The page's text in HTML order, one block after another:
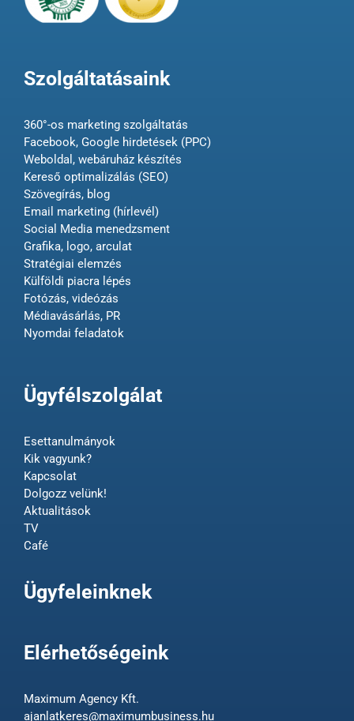
Szolgáltatásaink
360°-os marketing szolgáltatás
Facebook, Google hirdetések (PPC)
Weboldal, webáruház készítés
Kereső optimalizálás (SEO)
Szövegírás, blog
Email marketing (hírlevél)
Social Media menedzsment
Grafika, logo, arculat
Stratégiai elemzés
Külföldi piacra lépés
Fotózás, videózás
Médiavásárlás, PR
Nyomdai feladatok
Ügyfélszolgálat
Esettanulmányok
Kik vagyunk?
Kapcsolat
Dolgozz velünk!
Aktualitások
TV
Café
Ügyfeleinknek
Elérhetőségeink
Maximum Agency Kft.
ajanlatkeres@maximumbusiness.hu